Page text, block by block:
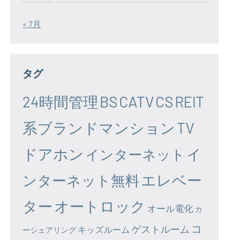
« 7月
タグ
24時間管理 BSCATVCSREIT
系ブランドマンション TV
ドアホン インターネット イ
ンターネット無料エレベー
ター オートロック オール電化 カ
ーシェアリング キッズルーム ゲストルーム コ